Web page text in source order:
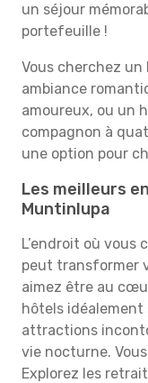
un séjour
portefeuille !
Vous cherchez
ambiance
amoureux, ou un
compagnon à
une option pour
Les meilleurs
Muntinlupa
L’endroit où vous
peut transformer
aimez être au
hôtels idéalement
attractions
vie nocturne.
Explorez les